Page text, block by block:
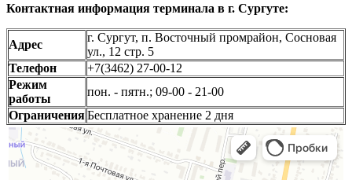
Контактная информация терминала в г. Сургуте:
Адрес
г. Сургут, п. Восточный промрайон, Сосновая
ул., 12 стр. 5
Телефон
+7(3462) 27-00-12
Режим
работы
пон. - пятн.; 09-00 - 21-00
ОграниченияБесплатное хранение 2 дня